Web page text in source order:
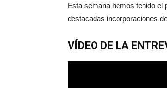
Esta semana hemos tenido el
destacadas incorporaciones
VÍDEO DE LA